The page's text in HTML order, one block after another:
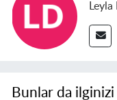
Leyla
Bunlar da